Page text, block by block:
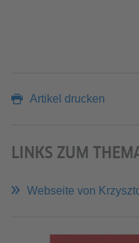
Artikel drucken
LINKS ZUM
Webseite von